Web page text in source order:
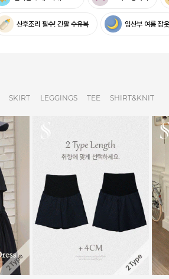
산후조리 필수! 긴팔 수유복 임산부 여름 잠옷
SKIRT LEGGINGS TEE SHIRT&KNIT